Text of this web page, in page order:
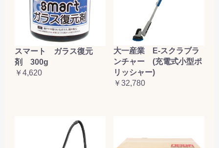
スマート ガラス復元
剤 300g
￥4,620
大一産業 E-スクラブラ
ンチャー (充電式小型ポ
リッシャー)
￥32,780